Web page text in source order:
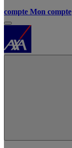
compte Mon compte